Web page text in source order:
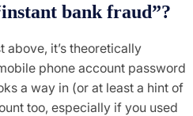
bank fraud”?
above, it’s theoretically
phone account password
a way in (or at least a hint of
too, especially if you used